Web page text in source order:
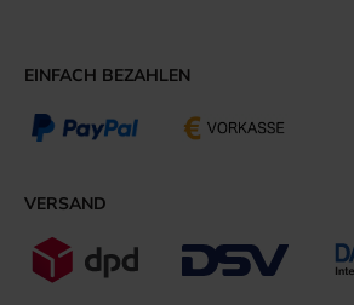
EINFACH BEZAHLEN
VERSAND